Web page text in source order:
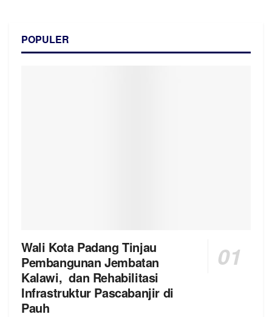
POPULER
Wali Kota Padang Tinjau
Pembangunan Jembatan
Kalawi, dan Rehabilitasi
Infrastruktur Pascabanjir di
Pauh